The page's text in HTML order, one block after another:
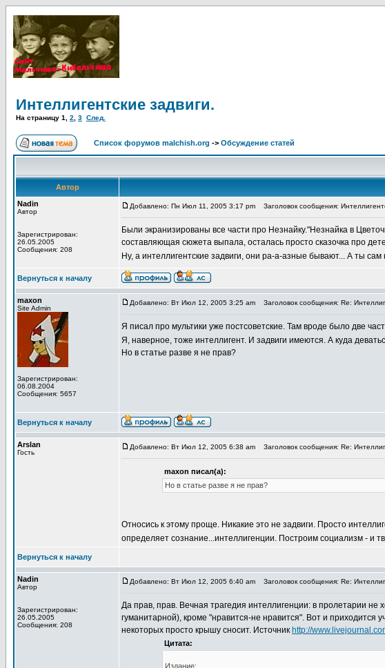
Интеллигентские задвиги.
На страницу 1 2 3 След.
Список форумов malchish.org -> Обсуждение статей
Автор
Nadin
Автор
Зарегистрирован:
26.05.2005
Сообщения: 208
Добавлено: Пн Июл 11, 2005 3:17 pm Заголовок сообщения:
Были экранизированы все части про Незнайку."Незнайка в
составляющая сюжета выпала, осталась просто сказочка про
Ну, а интеллигентские задвиги, они ра-а-азные бывают... А ты сам
Вернуться к началу
maxon
Site Admin
Зарегистрирован:
06.08.2004
Сообщения: 5657
Добавлено: Вт Июл 12, 2005 3:25 am Заголовок сообщения: Re:
Я писал про мультики уже постсоветские. Там вроде было две
Я, наверное, тоже интеллигент. И задвиги имеются. А куда
Но в статье разве я не прав?
Вернуться к началу
Arslan
Гость
Добавлено: Вт Июл 12, 2005 6:38 am Заголовок сообщения: Re:
maxon писал(а):
Но в статье разве я не прав?
Относись к этому проще. Никакие это не задвиги. Просто
определяет сознание...интеллигенции. Построим социализм - и
Вернуться к началу
Nadin
Автор
Зарегистрирован:
26.05.2005
Сообщения: 208
Добавлено: Вт Июл 12, 2005 6:40 am Заголовок сообщения: Re:
Да прав, прав. Вечная трагедия интеллигенции: в пролетарии не
гуманитарной), кроме "нравится-не нравится". Вот и приходится
некоторых просто крышу сносит. Источник http://
Цитата:
Издание: